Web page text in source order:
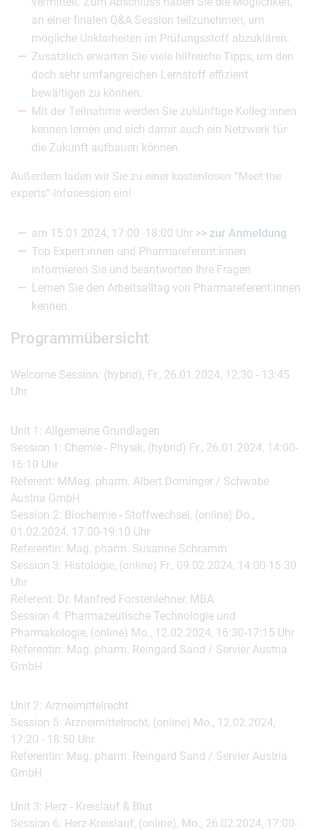
an einer finalen Q&A Session teilzunehmen, um
mögliche Unklarheiten im Prüfungsstoff abzuklären.
Zusätzlich erwarten Sie viele hilfreiche Tipps, um den
doch sehr umfangreichen Lernstoff effizient
bewältigen zu können.
Mit der Teilnahme werden Sie zukünftige Kolleg:innen
kennen lernen und sich damit auch ein Netzwerk für
die Zukunft aufbauen können.
Außerdem laden wir Sie zu einer kostenlosen “Meet the
experts“-Infosession ein!
am 15.01.2024, 17:00 -18:00 Uhr >> zur Anmeldung
Top Expert:innen und Pharmareferent:innen
informieren Sie und beantworten Ihre Fragen
Lernen Sie den Arbeitsalltag von Pharmareferent:innen
kennen
Programmübersicht
Welcome Session: (hybrid), Fr., 26.01.2024, 12:30 - 13:45
Uhr
Unit 1: Allgemeine Grundlagen
Session 1: Chemie - Physik, (hybrid) Fr., 26.01.2024, 14:00-
16:10 Uhr
Referent: MMag. pharm. Albert Dorninger / Schwabe
Austria GmbH
Session 2: Biochemie - Stoffwechsel, (online) Do.,
01.02.2024, 17:00-19:10 Uhr
Referentin: Mag. pharm. Susanne Schramm
Session 3: Histologie, (online) Fr., 09.02.2024, 14:00-15:30
Uhr
Referent: Dr. Manfred Forstenlehner, MBA
Session 4: Pharmazeutische Technologie und
Pharmakologie, (online) Mo., 12.02.2024, 16:30-17:15 Uhr
Referentin: Mag. pharm. Reingard Sand / Servier Austria
GmbH
Unit 2: Arzneimittelrecht
Session 5: Arzneimittelrecht, (online) Mo., 12.02.2024,
17:20 - 18:50 Uhr
Referentin: Mag. pharm. Reingard Sand / Servier Austria
GmbH
Unit 3: Herz - Kreislauf & Blut
Session 6: Herz-Kreislauf, (online), Mo., 26.02.2024, 17:00-